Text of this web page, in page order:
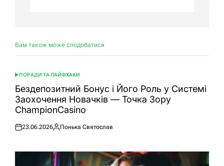
Вам також може сподобатися
ОПУБЛІКУВАТИ
У
ПОРАДИ ТА ЛАЙФХАКИ
Бездепозитний Бонус і Його Роль у Системі
Заохочення Новачків — Точка Зору
ChampionCasino
Оприлюднено
23.06.2026
Опубліковано
Понька Святослав